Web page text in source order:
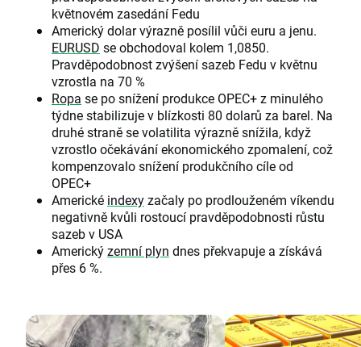
květnovém zasedání Fedu
Americký dolar výrazně posílil vůči euru a jenu.
EURUSD se obchodoval kolem 1,0850.
Pravděpodobnost zvýšení sazeb Fedu v květnu
vzrostla na 70 %
Ropa se po snížení produkce OPEC+ z minulého
týdne stabilizuje v blízkosti 80 dolarů za barel. Na
druhé straně se volatilita výrazně snížila, když
vzrostlo očekávání ekonomického zpomalení, což
kompenzovalo snížení produkčního cíle od
OPEC+
Americké indexyzačaly po prodlouženém víkendu
negativně kvůli rostoucí pravděpodobnosti růstu
sazeb v USA
Americkýzemní plyn dnes překvapuje a získává
přes 6 %.